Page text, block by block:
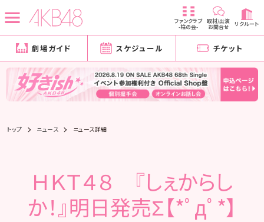
ファンクラブ
-柱の会-
取材/出演
お問合せ リクルート
劇場ガイド スケジュール チケット
トップ ニュース ニュース詳細
ＨＫＴ４８ 『しぇからし
か！』明日発売Σ【*ﾟдﾟ*】